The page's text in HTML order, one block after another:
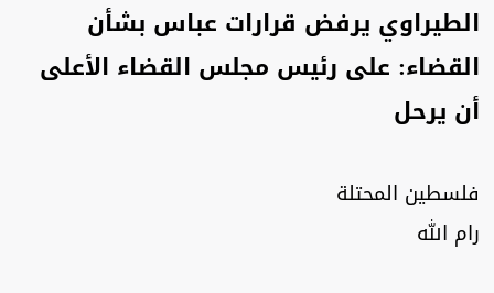
الطيراوي يرفض قرارات عباس بشأن
القضاء: على رئيس مجلس القضاء الأعلى
أن يرحل
فلسطين المحتلة
رام الله